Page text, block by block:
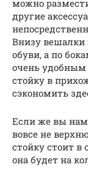
можно
другие
Внизу вешалки
обуви, а по
очень удобным
стойку в
сэкономить
Если же вы
вовсе не
стойку стоит в
она будет на